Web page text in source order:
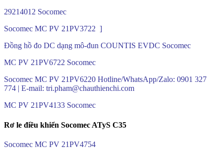
29214012 Socomec
Socomec MC PV 21PV3722 ]
Đồng hồ đo DC dạng mô-đun COUNTIS EVDC Socomec
MC PV 21PV6722 Socomec
Socomec MC PV 21PV6220 Hotline/WhatsApp/Zalo: 0901 327
774 | E-mail: tri.pham@chauthienchi.com
MC PV 21PV4133 Socomec
Rơ le điều khiển Socomec ATyS C35
Socomec MC PV 21PV4754